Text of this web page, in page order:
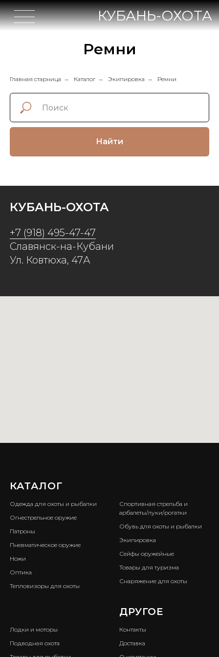
КУБАНЬ-ОХОТА
Ремни
Главная старница → Каталог → Экипировка → Ремни
Найти
КУБАНЬ-ОХОТА
+7 (918) 495-47-47
Славянск-на-Кубани
Ул. Ковтюха, 47А
КАТАЛОГ
Одежда для охоты и рыбалки
Огнестрельное оружие
Патроны
Пневматическое оружие
Ножи
Оптика
Тепловизоры для охоты
Спортивная стрельба и
арбалеты/луки/рогатки
Обувь для охоты и рыбалки
Экипировка
Сейфы оружейные
Товары для туризма
Снаряжение для охоты
Лодки и моторы
Подводная охота
ДРУГОЕ
Контакты
Доставка